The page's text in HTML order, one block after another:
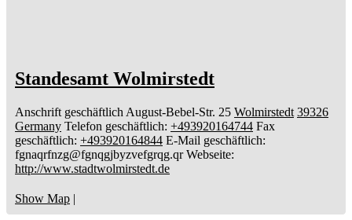
Standesamt Wolmirstedt
Anschrift geschäftlich August-Bebel-Str. 25 Wolmirstedt 39326
Germany Telefon geschäftlich: +493920164744 Fax
geschäftlich: +493920164844 E-Mail geschäftlich:
fgnaqrfnzg@fgnqgjbyzvefgrqg.qr Webseite:
http://www.stadtwolmirstedt.de
Show Map |